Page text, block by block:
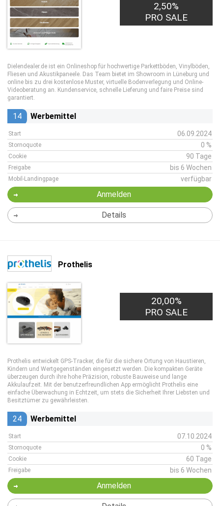
2,50%
PRO SALE
Dielendealer.de ist ein Onlineshop für hochwertige Parkettböden, Vinylböden,
Fliesen und Akustikpaneele. Das Team bietet im Showroom in Lüneburg und
online bis zu drei kostenlose Muster, virtuelle Bodenverlegung und Online-
Videoberatung an. Kundenservice, schnelle Lieferung und faire Preise sind
garantiert.
14 Werbemittel
Start 06.09.2024
Stornoquote 0 %
Cookie 90 Tage
Freigabe bis 6 Wochen
Mobil-Landingpage verfügbar
Anmelden
Details
Prothelis
20,00%
PRO SALE
Prothelis entwickelt GPS-Tracker, die für die sichere Ortung von Haustieren,
Kindern und Wertgegenständen eingesetzt werden. Die kompakten Geräte
überzeugen durch ihre hohe Präzision, robuste Bauweise und lange
Akkulaufzeit. Mit der benutzerfreundlichen App ermöglicht Prothelis eine
einfache Überwachung in Echtzeit, um stets die Sicherheit Ihrer Liebsten und
Besitztümer zu gewährleisten.
24 Werbemittel
Start 07.10.2024
Stornoquote 0 %
Cookie 60 Tage
Freigabe bis 6 Wochen
Anmelden